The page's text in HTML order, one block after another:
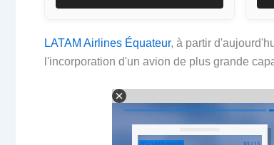
LATAM Airlines Équateur, à partir
l'incorporation d'un avion de plus grande